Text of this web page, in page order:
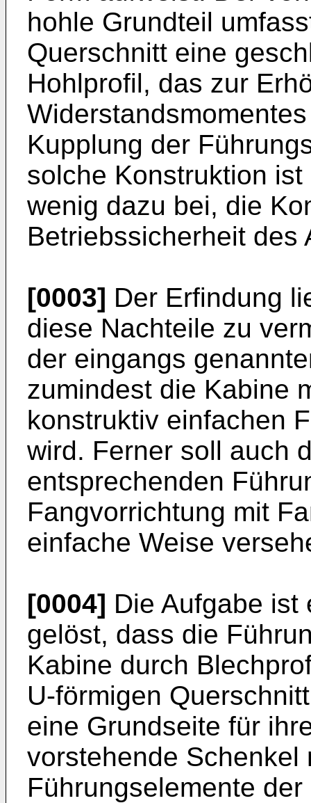
hohle Grundteil
Querschnitt eine
Hohlprofil, das zur
Kupplung der
solche Konstruktion
wenig dazu bei, die
Betriebssicherheit des
[0003] Der Erfindung
diese Nachteile zu
der eingangs
zumindest die Kabine
konstruktiv einfachen
wird. Ferner soll auch
entsprechenden
Fangvorrichtung mit
einfache Weise
[0004] Die Aufgabe ist
gelöst, dass die
Kabine durch
U-förmigen
eine Grundseite für
vorstehende Schenkel
Führungselemente